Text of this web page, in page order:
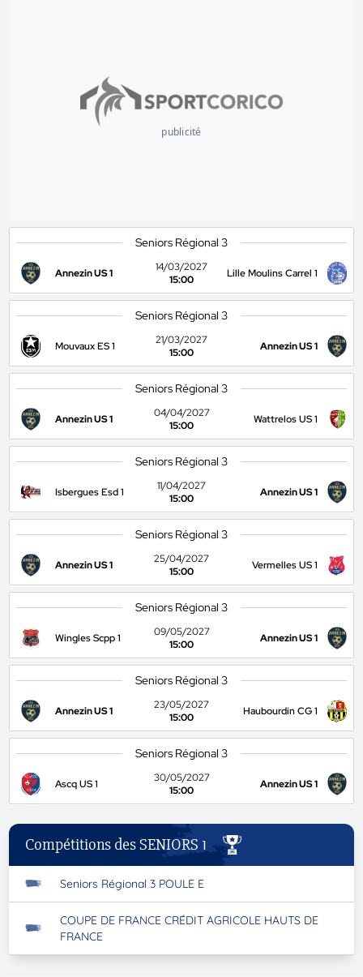
publicité
Seniors Régional 3
Annezin US 1
14/03/2027
15:00
Lille Moulins Carrel 1
Seniors Régional 3
Mouvaux ES 1
21/03/2027
15:00
Annezin US 1
Seniors Régional 3
Annezin US 1
04/04/2027
15:00
Wattrelos US 1
Seniors Régional 3
Isbergues Esd 1
11/04/2027
15:00
Annezin US 1
Seniors Régional 3
Annezin US 1
25/04/2027
15:00
Vermelles US 1
Seniors Régional 3
Wingles Scpp 1
09/05/2027
15:00
Annezin US 1
Seniors Régional 3
Annezin US 1
23/05/2027
15:00
Haubourdin CG 1
Seniors Régional 3
Ascq US 1
30/05/2027
15:00
Annezin US 1
Compétitions des SENIORS 1
Seniors Régional 3 POULE E
COUPE DE FRANCE CRÉDIT AGRICOLE HAUTS DE
FRANCE